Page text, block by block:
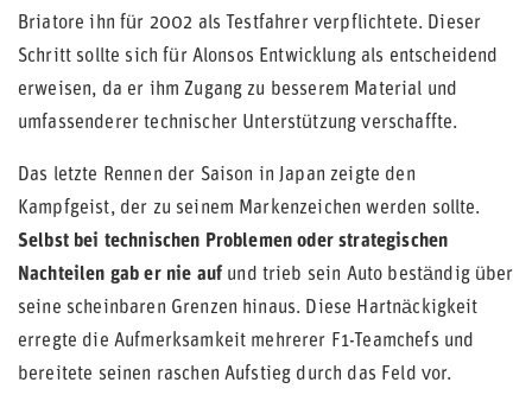
Briatore ihn für 2002 als Testfahrer verpflichtete. Dieser
Schritt sollte sich für Alonsos Entwicklung als entscheidend
erweisen, da er ihm Zugang zu besserem Material und
umfassenderer technischer Unterstützung verschaffte.
Das letzte Rennen der Saison in Japan zeigte den
Kampfgeist, der zu seinem Markenzeichen werden sollte.
Selbst bei technischen Problemen oder strategischen
Nachteilen gab er nie auf und trieb sein Auto beständig über
seine scheinbaren Grenzen hinaus. Diese Hartnäckigkeit
erregte die Aufmerksamkeit mehrerer F1-Teamchefs und
bereitete seinen raschen Aufstieg durch das Feld vor.